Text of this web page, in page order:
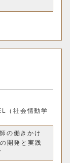
（社会情動学
の働きかけ
開発と実践
科
学科